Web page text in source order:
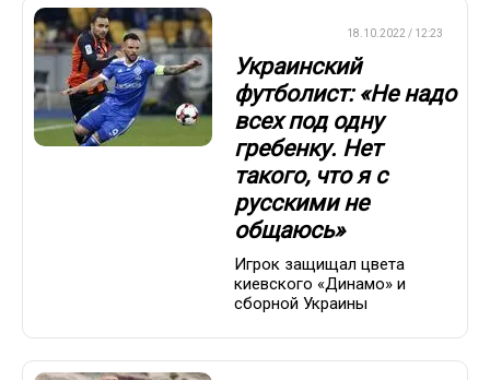
18.10.2022 / 12:23
Украинский
футболист: «Не надо
всех под одну
гребенку. Нет
такого, что я с
русскими не
общаюсь»
Игрок защищал цвета
киевского «Динамо» и
сборной Украины